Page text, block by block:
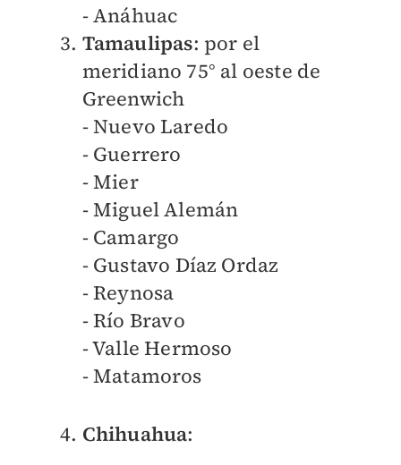
- Anáhuac
Tamaulipas: por el
meridiano 75° al oeste de
Greenwich
- Nuevo Laredo
- Guerrero
- Mier
- Miguel Alemán
- Camargo
- Gustavo Díaz Ordaz
- Reynosa
- Río Bravo
- Valle Hermoso
- Matamoros
Chihuahua: